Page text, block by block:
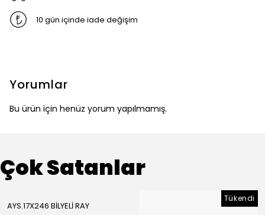
10 gün içinde iade değişim
Yorumlar
Bu ürün için henüz yorum yapılmamış.
Çok Satanlar
AYS.17X246 BİLYELİ RAY
Tükendi